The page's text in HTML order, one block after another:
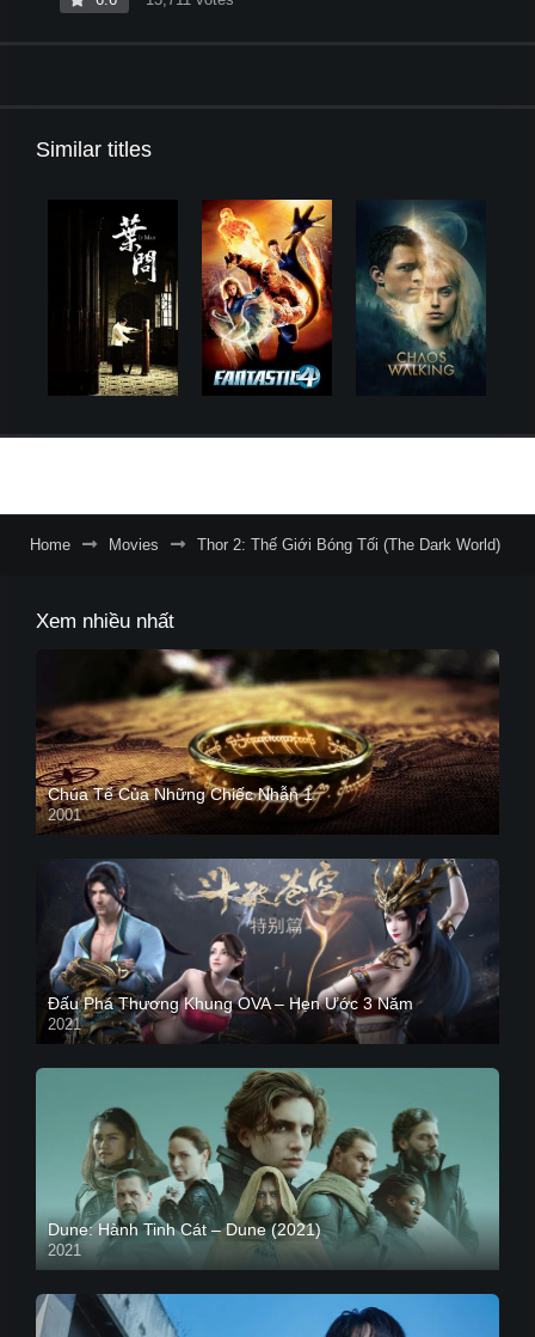
Similar titles
Home Movies Thor 2: Thế Giới Bóng Tối (The Dark World)
Xem nhiều nhất
Chúa Tể Của Những Chiếc Nhẫn 1
2001
Đấu Phá Thương Khung OVA – Hẹn Ước 3 Năm
2021
Dune: Hành Tinh Cát – Dune (2021)
2021
HD VIETSUB